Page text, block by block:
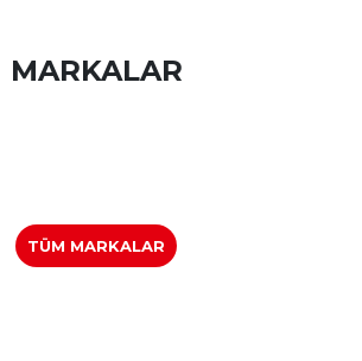
MARKALAR
TÜM MARKALAR